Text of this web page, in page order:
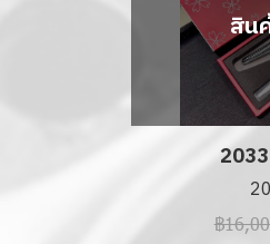
สิน
฿